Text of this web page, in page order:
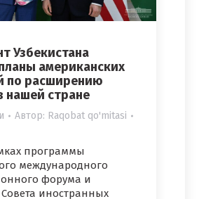
Узбекистана
американских
по расширению
нашей стране
Автор: Raqobat qo'mitasi
программы
международного
форума и
иностранных